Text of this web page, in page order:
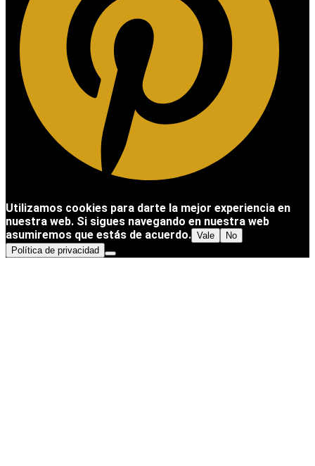
Utilizamos cookies para darte la mejor experiencia en
nuestra web. Si sigues navegando en nuestra web
asumiremos que estás de acuerdo. Vale
No
Política de privacidad